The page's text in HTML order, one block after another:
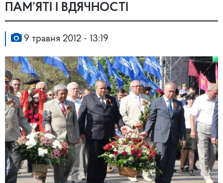
ПАМ’ЯТІ І ВДЯЧНОСТІ
9 травня 2012 - 13:19